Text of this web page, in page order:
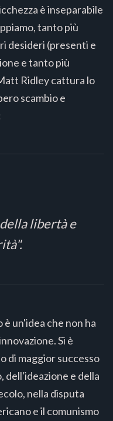
è inseparabile
tanto più
desideri (presenti e
e tanto più
Ridley cattura lo
scambio e
libertà e
un'idea che non ha
Si è
di maggior successo
dell'ideazione e della
nella disputa
e il comunismo